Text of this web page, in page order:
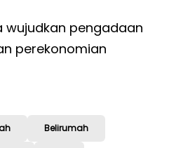
wujudkan pengadaan
perekonomian
Belirumah